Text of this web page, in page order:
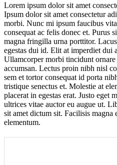
Lorem ipsum dolor sit amet
Ipsum dolor sit amet consectetur
morbi. Nunc mi ipsum faucibus
consequat ac felis donec et. Purus
magna fringilla urna porttitor.
egestas dui id. Elit at imperdiet dui
Ullamcorper morbi tincidunt ornare
accumsan. Lectus proin nibh nisl
sem et tortor consequat id porta
tristique senectus et. Molestie at
placerat in egestas erat. Justo eget
ultrices vitae auctor eu augue ut.
sit amet dictum sit. Facilisis
elementum.